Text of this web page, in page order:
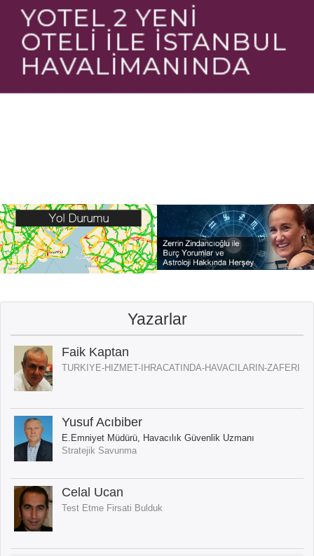
Yazarlar
Faik Kaptan
TURKIYE-HIZMET-IHRACATINDA-HAVACILARIN-ZAFERI
Yusuf Acıbiber
E.Emniyet Müdürü, Havacılık Güvenlik Uzmanı
Stratejik Savunma
Celal Ucan
Test Etme Firsati Bulduk